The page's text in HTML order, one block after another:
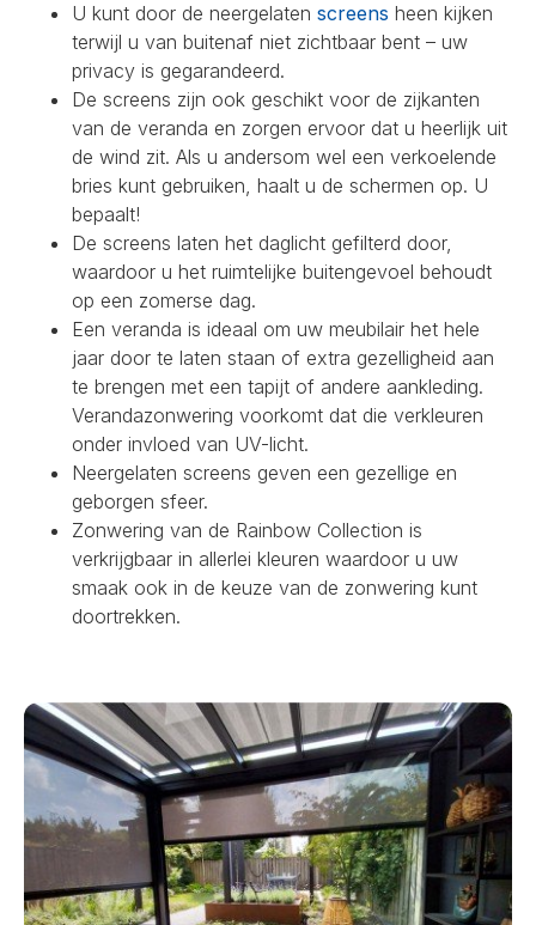
U kunt door de neergelaten screens heen kijken
terwijl u van buitenaf niet zichtbaar bent – uw
privacy is gegarandeerd.
De screens zijn ook geschikt voor de zijkanten
van de veranda en zorgen ervoor dat u heerlijk uit
de wind zit. Als u andersom wel een verkoelende
bries kunt gebruiken, haalt u de schermen op. U
bepaalt!
De screens laten het daglicht gefilterd door,
waardoor u het ruimtelijke buitengevoel behoudt
op een zomerse dag.
Een veranda is ideaal om uw meubilair het hele
jaar door te laten staan of extra gezelligheid aan
te brengen met een tapijt of andere aankleding.
Verandazonwering voorkomt dat die verkleuren
onder invloed van UV-licht.
Neergelaten screens geven een gezellige en
geborgen sfeer.
Zonwering van de Rainbow Collection is
verkrijgbaar in allerlei kleuren waardoor u uw
smaak ook in de keuze van de zonwering kunt
doortrekken.